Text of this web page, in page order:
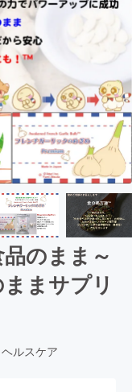
のまま～
まサプリ
ルスケア